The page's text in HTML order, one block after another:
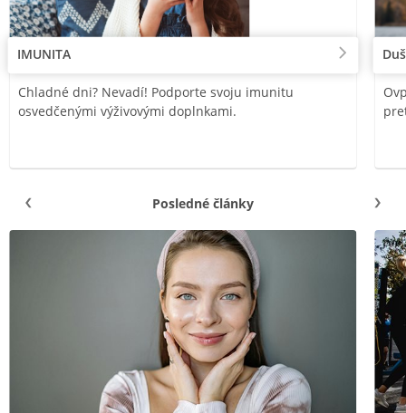
IMUNITA
Chladné dni? Nevadí! Podporte svoju imunitu
osvedčenými výživovými doplnkami.
Posledné články